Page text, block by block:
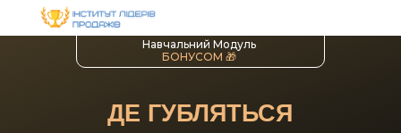
ДЕ ГУБЛЯТЬСЯ
Навчальний Модуль
БОНУСОМ 🎁